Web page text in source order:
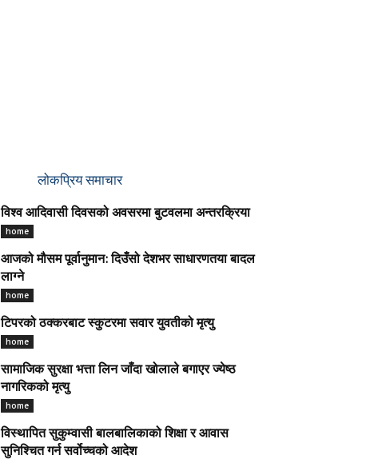
लोकप्रिय समाचार
विश्व आदिवासी दिवसको अवसरमा बुटवलमा अन्तरक्रिया
home
आजको मौसम पूर्वानुमान: दिउँसो देशभर साधारणतया बादल
लाग्ने
home
टिपरको ठक्करबाट स्कुटरमा सवार युवतीको मृत्यु
home
सामाजिक सुरक्षा भत्ता लिन जाँदा खोलाले बगाएर ज्येष्ठ
नागरिकको मृत्यु
home
विस्थापित सुकुम्वासी बालबालिकाको शिक्षा र आवास
सुनिश्चित गर्न सर्वोच्चको आदेश